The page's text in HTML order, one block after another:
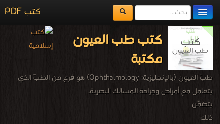
كتب PDF
مكتبة الكتب
المكتبات
يُقرأ حالياً
الفهرس
اضف كتاب
كتب طب العيون
مكتبة
طبّ العيون (بالإنجليزية: Ophthalmology) هو فرع من الطبّ الذي
يتعامل مع أمراض وجراحة المسالك البصرية،
يتضمّن
ذلك